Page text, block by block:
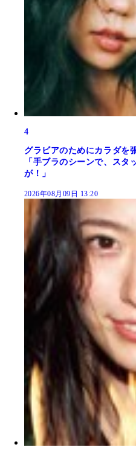
4
グラビアのためにカラダを
「手ブラのシーンで、スタ
が！」
2026年08月09日 13:20